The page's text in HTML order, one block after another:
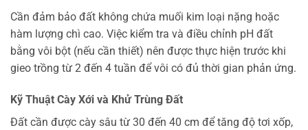
Cần đảm bảo đất không chứa muối kim loại nặng hoặc
hàm lượng chì cao. Việc kiểm tra và điều chỉnh pH đất
bằng vôi bột (nếu cần thiết) nên được thực hiện trước khi
gieo trồng từ 2 đến 4 tuần để vôi có đủ thời gian phản ứng.
Kỹ Thuật Cày Xới và Khử Trùng Đất
Đất cần được cày sâu từ 30 đến 40 cm để tăng độ tơi xốp,